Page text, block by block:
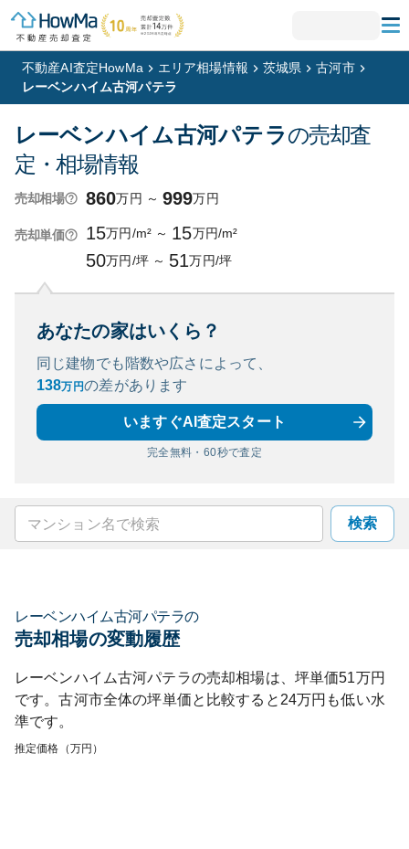
不動産AI査定HowMa エリア相場情報 茨城県
古河市
レーベンハイム古河パテラ
レーベンハイム古河パテラの売却査
定・相場情報
売却相場 860万円 ～ 999万円
売却単価 15万円/m² ～ 15万円/m²
50万円/坪 ～ 51万円/坪
あなたの家はいくら？
同じ建物でも階数や広さによって、
138万円の差があります
いますぐAI査定スタート
完全無料・60秒で査定
検索
レーベンハイム古河パテラの
売却相場の変動履歴
レーベンハイム古河パテラの売却相場は、坪単価51万円
です。古河市全体の坪単価と比較すると 24万円も低い水
準です。
推定価格（万円）